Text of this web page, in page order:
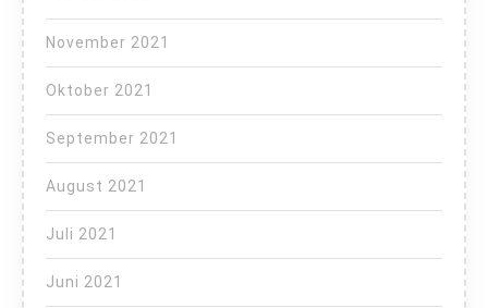
November 2021
Oktober 2021
September 2021
August 2021
Juli 2021
Juni 2021